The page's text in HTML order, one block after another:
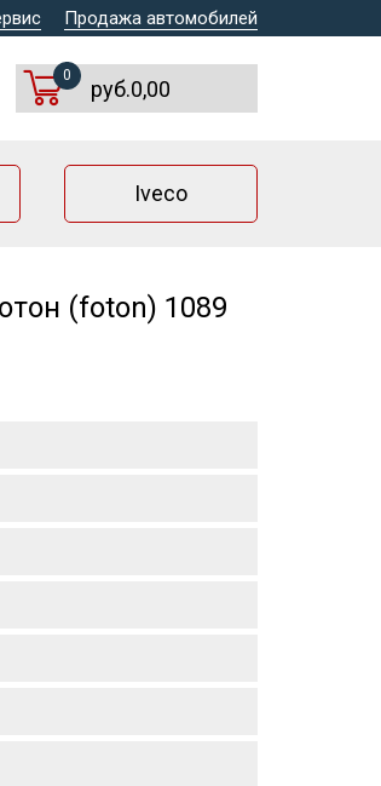
Продажа автомобилей
0
руб.0,00
Iveco
(foton) 1089